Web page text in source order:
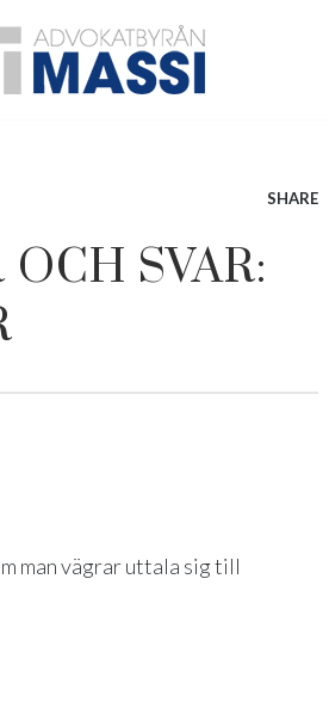
SHARE
SVAR:
man vägrar uttala sig till